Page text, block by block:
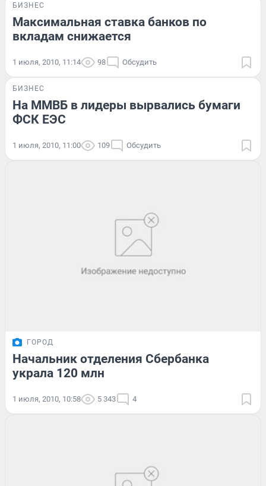
БИЗНЕС
Максимальная ставка банков по
вкладам снижается
1 июля, 2010, 11:14 98 Обсудить
БИЗНЕС
На ММВБ в лидеры вырвались бумаги
ФСК ЕЭС
1 июля, 2010, 11:00 109 Обсудить
ГОРОД
Начальник отделения Сбербанка
украла 120 млн
1 июля, 2010, 10:58 5 343 4